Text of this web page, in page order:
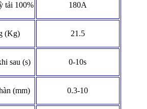
tải 100% 180A
(Kg) 21.5
sau (s) 0-10s
(mm) 0.3-10